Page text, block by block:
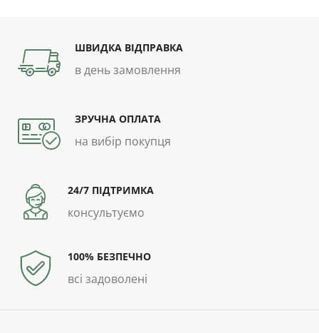
ШВИДКА ВІДПРАВКА
в день замовлення
ЗРУЧНА ОПЛАТА
на вибір покупця
24/7 ПІДТРИМКА
консультуємо
100% БЕЗПЕЧНО
всі задоволені